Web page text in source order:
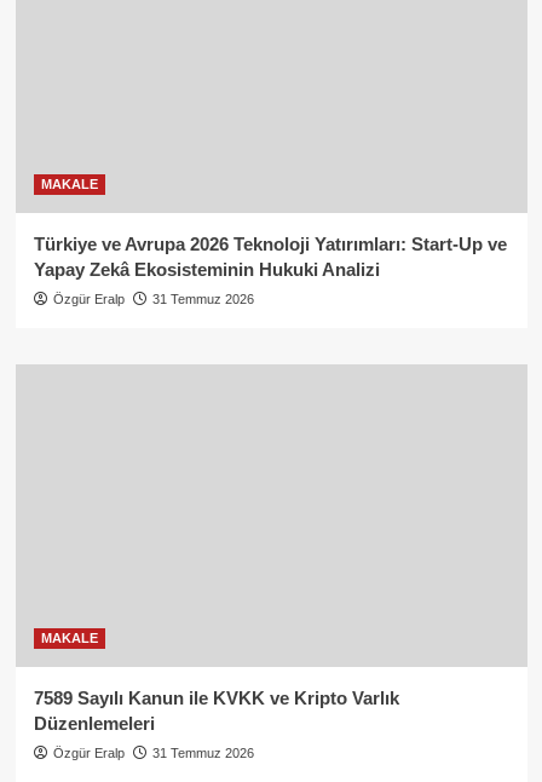
MAKALE
Türkiye ve Avrupa 2026 Teknoloji Yatırımları: Start-Up ve
Yapay Zekâ Ekosisteminin Hukuki Analizi
Özgür Eralp 31 Temmuz 2026
MAKALE
7589 Sayılı Kanun ile KVKK ve Kripto Varlık
Düzenlemeleri
Özgür Eralp 31 Temmuz 2026